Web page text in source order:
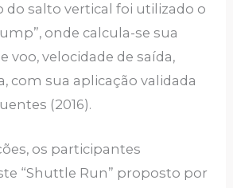
do salto vertical foi utilizado o
onde calcula-se sua
voo, velocidade de saída,
com sua aplicação validada
(2016).
os participantes
“Shuttle Run” proposto por